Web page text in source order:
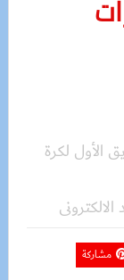
الأول لكرة
الالكترونى
مشاركة